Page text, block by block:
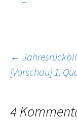
←
[Vorschau] 1.
4